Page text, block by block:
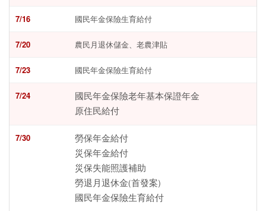
7/16 國民年金保險生育給付
7/20 農民月退休儲金、老農津貼
7/23 國民年金保險生育給付
7/24
國民年金保險老年基本保證年金
原住民給付
7/30
勞保年金給付
災保年金給付
災保失能照護補助
勞退月退休金(首發案)
國民年金保險生育給付